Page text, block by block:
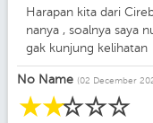
Harapan kita dari
nanya , soalnya saya
gak kunjung kelihatan
No Name (02 December
☆
☆
☆
☆
☆